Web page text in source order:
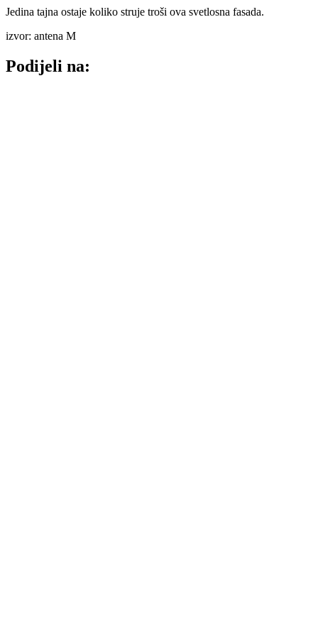
Jedina tajna ostaje koliko struje troši ova svetlosna fasada.
izvor: antena M
Podijeli na: